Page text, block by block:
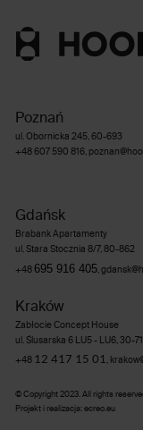
Poznań
ul. Obornicka 245, 60-693
+48 607 590 816,
Gdańsk
Brabank Apartamenty
ul. Stara Stocznia 8/7, 80-862
+48 695 916 405,
Kraków
Zabłocie Concept House
ul. Ślusarska 6 LU5 - LU6, 30-
+48 12 417 15 01 ,
© Copyright 2023. All rights
Projekt i realizacja:ecreo.eu